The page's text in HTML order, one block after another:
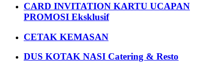
CARD INVITATION KARTU UCAPAN
PROMOSI Eksklusif
CETAK KEMASAN
DUS KOTAK NASI Catering & Resto